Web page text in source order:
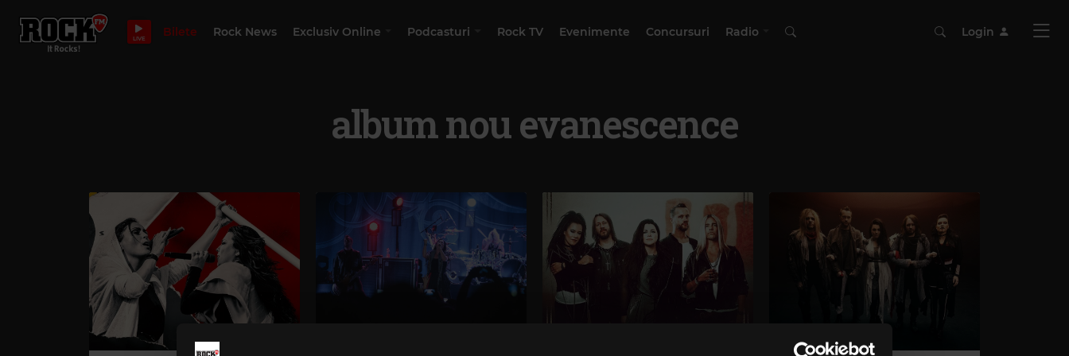
LIVE Bilete Rock News Exclusiv Online Podcasturi Rock TV Evenimente Concursuri Radio Login
album nou evanescence